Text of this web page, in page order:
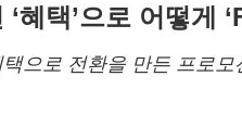
‘혜택’으로 어떻게
으로 전환을 만든 프로